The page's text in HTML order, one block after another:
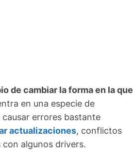
de cambiar la forma en la que
en una especie de
errores bastante
actualizaciones, conflictos
algunos drivers.